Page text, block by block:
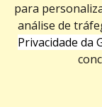
E-
Das 8h às
para
análise de
Privacidade da